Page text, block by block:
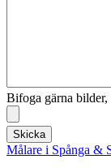
Bifoga gärna
Skicka
Målare i Spånga &